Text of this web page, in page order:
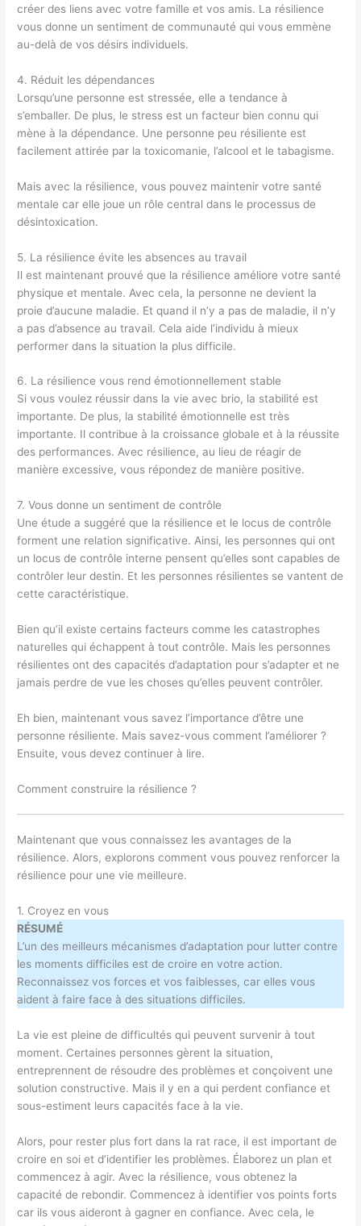
créer des liens avec votre famille et vos amis. La résilience
vous donne un sentiment de communauté qui vous emmène
au-delà de vos désirs individuels.
4. Réduit les dépendances
Lorsqu’une personne est stressée, elle a tendance à
s’emballer. De plus, le stress est un facteur bien connu qui
mène à la dépendance. Une personne peu résiliente est
facilement attirée par la toxicomanie, l’alcool et le tabagisme.
Mais avec la résilience, vous pouvez maintenir votre santé
mentale car elle joue un rôle central dans le processus de
désintoxication.
5. La résilience évite les absences au travail
Il est maintenant prouvé que la résilience améliore votre santé
physique et mentale. Avec cela, la personne ne devient la
proie d’aucune maladie. Et quand il n’y a pas de maladie, il n’y
a pas d’absence au travail. Cela aide l’individu à mieux
performer dans la situation la plus difficile.
6. La résilience vous rend émotionnellement stable
Si vous voulez réussir dans la vie avec brio, la stabilité est
importante. De plus, la stabilité émotionnelle est très
importante. Il contribue à la croissance globale et à la réussite
des performances. Avec résilience, au lieu de réagir de
manière excessive, vous répondez de manière positive.
7. Vous donne un sentiment de contrôle
Une étude a suggéré que la résilience et le locus de contrôle
forment une relation significative. Ainsi, les personnes qui ont
un locus de contrôle interne pensent qu’elles sont capables de
contrôler leur destin. Et les personnes résilientes se vantent de
cette caractéristique.
Bien qu’il existe certains facteurs comme les catastrophes
naturelles qui échappent à tout contrôle. Mais les personnes
résilientes ont des capacités d’adaptation pour s’adapter et ne
jamais perdre de vue les choses qu’elles peuvent contrôler.
Eh bien, maintenant vous savez l’importance d’être une
personne résiliente. Mais savez-vous comment l’améliorer ?
Ensuite, vous devez continuer à lire.
Comment construire la résilience ?
Maintenant que vous connaissez les avantages de la
résilience. Alors, explorons comment vous pouvez renforcer la
résilience pour une vie meilleure.
1. Croyez en vous
RÉSUMÉ
L’un des meilleurs mécanismes d’adaptation pour lutter contre
les moments difficiles est de croire en votre action.
Reconnaissez vos forces et vos faiblesses, car elles vous
aident à faire face à des situations difficiles.
La vie est pleine de difficultés qui peuvent survenir à tout
moment. Certaines personnes gèrent la situation,
entreprennent de résoudre des problèmes et conçoivent une
solution constructive. Mais il y en a qui perdent confiance et
sous-estiment leurs capacités face à la vie.
Alors, pour rester plus fort dans la rat race, il est important de
croire en soi et d’identifier les problèmes. Élaborez un plan et
commencez à agir. Avec la résilience, vous obtenez la
capacité de rebondir. Commencez à identifier vos points forts
car ils vous aideront à gagner en confiance. Avec cela, le